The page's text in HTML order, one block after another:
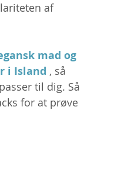
af
mad og
i Island , så
til dig. Så
for at prøve